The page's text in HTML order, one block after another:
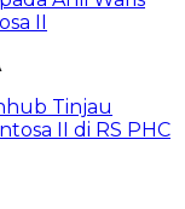
II
Tinjau
II di RS PHC